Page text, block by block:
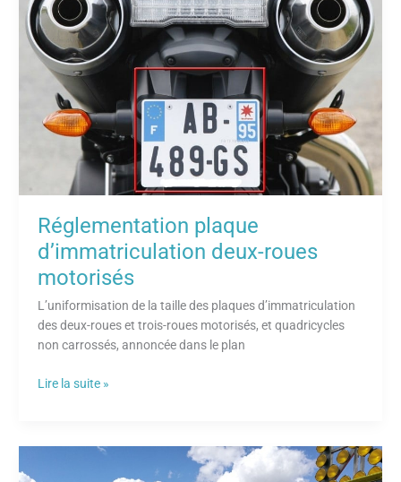
Réglementation plaque
d’immatriculation deux-roues
motorisés
L’uniformisation de la taille des plaques d’immatriculation
des deux-roues et trois-roues motorisés, et quadricycles
non carrossés, annoncée dans le plan
plaque
d’immatriculation
deux-
roues
motorisés
Lire la suite »